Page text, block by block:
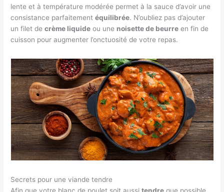
lente et à température modérée permet à la sauce d’avoir une
consistance parfaitementéquilibrée. N’oubliez pas d’ajouter
un filet decrème liquide ou une noisette de beurre en fin de
cuisson pour augmenter l’onctuosité de votre repas.
Secrets pour une viande tendre